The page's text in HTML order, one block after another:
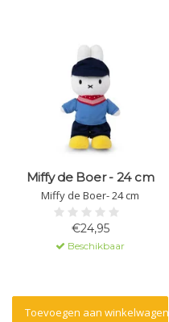
Miffy de Boer - 24 cm
Miffy de Boer- 24 cm
€24,95
Beschikbaar
Toevoegen aan winkelwagen